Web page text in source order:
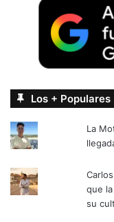
Los + Populares
La
que
su